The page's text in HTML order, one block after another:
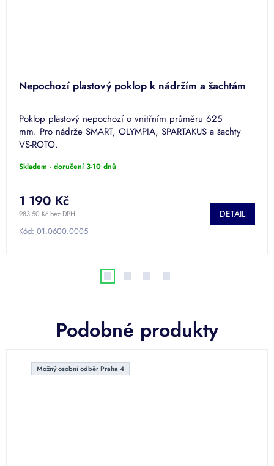
Nepochozí plastový poklop k nádržím a šachtám
Poklop plastový nepochozí o vnitřním průměru 625
mm. Pro nádrže SMART, OLYMPIA, SPARTAKUS a šachty
VS-ROTO.
Skladem - doručení 3-10 dnů
983,50 Kč bez DPH
1 190 Kč
DETAIL
Kód: 01.0600.0005
Podobné produkty
Možný osobní odběr Praha 4